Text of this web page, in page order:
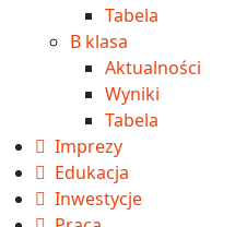
Tabela
B klasa
Aktualności
Wyniki
Tabela
Imprezy
Edukacja
Inwestycje